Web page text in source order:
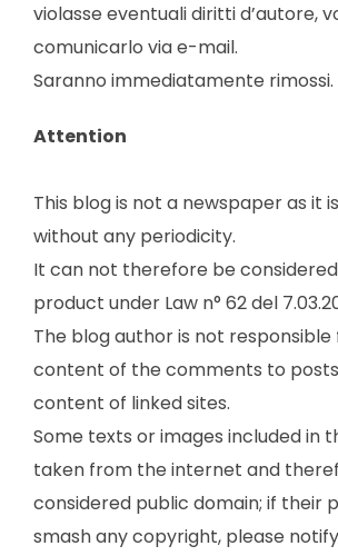
violasse eventuali diritti d’autore,
comunicarlo via e-mail.
Saranno immediatamente rimossi.
Attention
This blog is not a newspaper as it
without any periodicity.
It can not therefore be
product under Law n° 62 del
The blog author is not
content of the comments to
content of linked sites.
Some texts or images included in
taken from the internet and
considered public domain; if their
smash any copyright, please